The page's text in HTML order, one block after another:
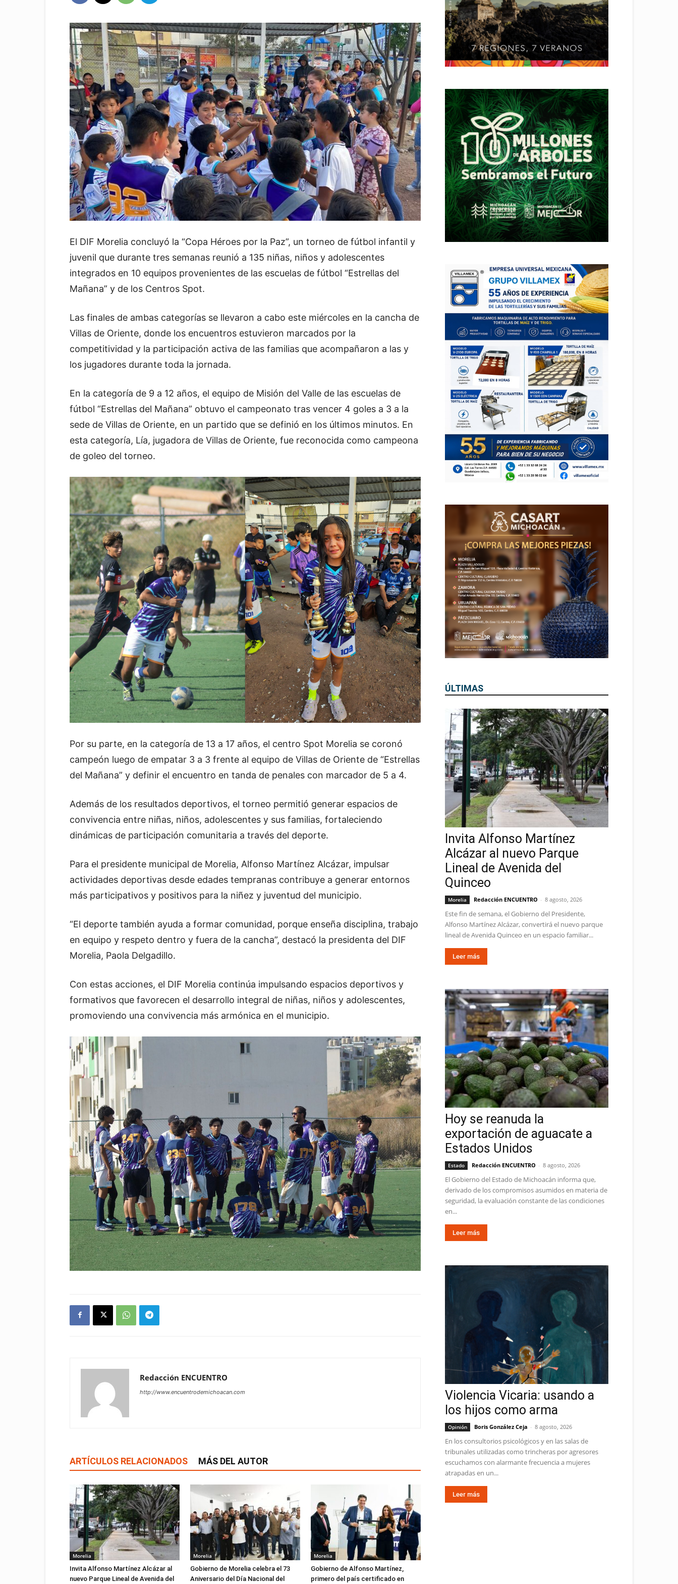
El DIF Morelia concluyó la “Copa Héroes por la Paz”, un torneo de fútbol infantil y
juvenil que durante tres semanas reunió a 135 niñas, niños y adolescentes
integrados en 10 equipos provenientes de las escuelas de fútbol “Estrellas del
Mañana” y de los Centros Spot.
Las finales de ambas categorías se llevaron a cabo este miércoles en la cancha de
Villas de Oriente, donde los encuentros estuvieron marcados por la
competitividad y la participación activa de las familias que acompañaron a las y
los jugadores durante toda la jornada.
En la categoría de 9 a 12 años, el equipo de Misión del Valle de las escuelas de
fútbol “Estrellas del Mañana” obtuvo el campeonato tras vencer 4 goles a 3 a la
sede de Villas de Oriente, en un partido que se definió en los últimos minutos. En
esta categoría, Lía, jugadora de Villas de Oriente, fue reconocida como campeona
de goleo del torneo.
Por su parte, en la categoría de 13 a 17 años, el centro Spot Morelia se coronó
campeón luego de empatar 3 a 3 frente al equipo de Villas de Oriente de “Estrellas
del Mañana” y definir el encuentro en tanda de penales con marcador de 5 a 4.
Además de los resultados deportivos, el torneo permitió generar espacios de
convivencia entre niñas, niños, adolescentes y sus familias, fortaleciendo
dinámicas de participación comunitaria a través del deporte.
Para el presidente municipal de Morelia, Alfonso Martínez Alcázar, impulsar
actividades deportivas desde edades tempranas contribuye a generar entornos
más participativos y positivos para la niñez y juventud del municipio.
“El deporte también ayuda a formar comunidad, porque enseña disciplina, trabajo
en equipo y respeto dentro y fuera de la cancha”, destacó la presidenta del DIF
Morelia, Paola Delgadillo.
Con estas acciones, el DIF Morelia continúa impulsando espacios deportivos y
formativos que favorecen el desarrollo integral de niñas, niños y adolescentes,
promoviendo una convivencia más armónica en el municipio.
Redacción ENCUENTRO
http://www.encuentrodemichoacan.com
ARTÍCULOS RELACIONADOS MÁS DEL AUTOR
Morelia
Invita Alfonso Martínez Alcázar al
nuevo Parque Lineal de Avenida del
Morelia
Gobierno de Morelia celebra el 73
Aniversario del Día Nacional del
Morelia
Gobierno de Alfonso Martínez,
primero del país certificado en
ÚLTIMAS
Invita Alfonso Martínez
Alcázar al nuevo Parque
Lineal de Avenida del
Quinceo
Morelia Redacción ENCUENTRO - 8 agosto, 2026
Este fin de semana, el Gobierno del Presidente,
Alfonso Martínez Alcázar, convertirá el nuevo parque
lineal de Avenida Quinceo en un espacio familiar...
Leer más
Hoy se reanuda la
exportación de aguacate a
Estados Unidos
Estado Redacción ENCUENTRO - 8 agosto, 2026
El Gobierno del Estado de Michoacán informa que,
derivado de los compromisos asumidos en materia de
seguridad, la evaluación constante de las condiciones
en...
Leer más
Violencia Vicaria: usando a
los hijos como arma
Opinión Boris González Ceja - 8 agosto, 2026
En los consultorios psicológicos y en las salas de
tribunales utilizadas como trincheras por agresores
escuchamos con alarmante frecuencia a mujeres
atrapadas en un...
Leer más